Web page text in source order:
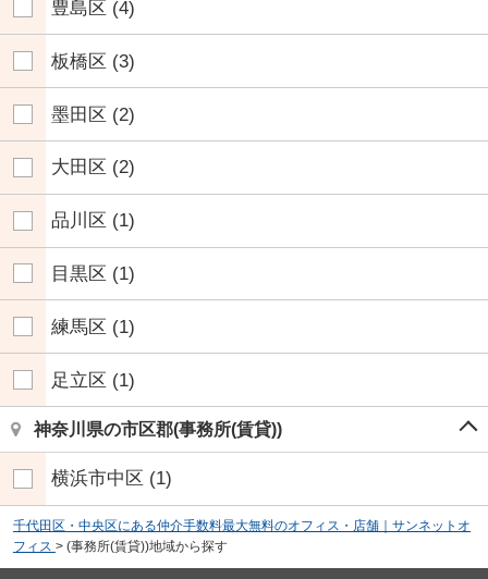
豊島区 (4)
板橋区 (3)
墨田区 (2)
大田区 (2)
品川区 (1)
目黒区 (1)
練馬区 (1)
足立区 (1)
神奈川県の市区郡(事務所(賃貸))
横浜市中区 (1)
千代田区・中央区にある仲介手数料最大無料のオフィス・店舗｜サンネットオ
フィス > (事務所(賃貸))地域から探す